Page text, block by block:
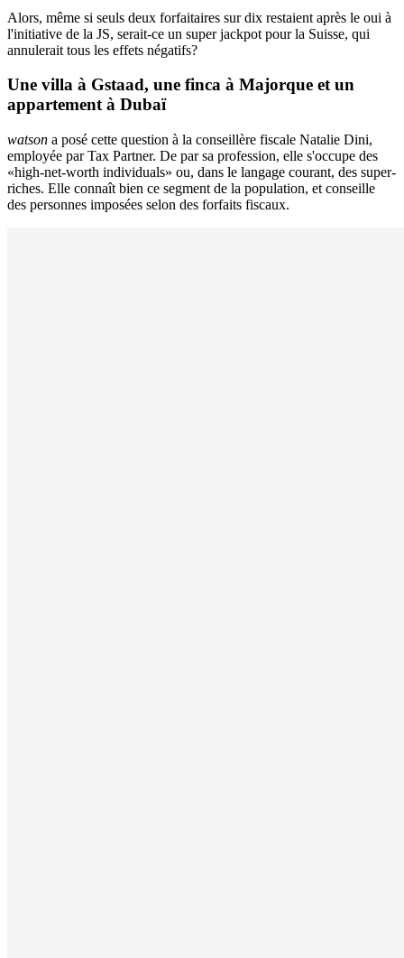
Alors, même si seuls deux forfaitaires sur dix restaient après le oui à
l'initiative de la JS, serait-ce un super jackpot pour la Suisse, qui
annulerait tous les effets négatifs?
Une villa à Gstaad, une finca à Majorque et un
appartement à Dubaï
watson a posé cette question à la conseillère fiscale Natalie Dini,
employée par Tax Partner. De par sa profession, elle s'occupe des
«high-net-worth individuals» ou, dans le langage courant, des super-
riches. Elle connaît bien ce segment de la population, et conseille
des personnes imposées selon des forfaits fiscaux.